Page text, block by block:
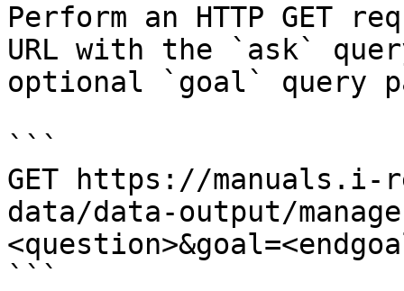
Perform an HTTP GET
URL with the `ask`
optional `goal` query
```
GET https://
data/data-output/
```